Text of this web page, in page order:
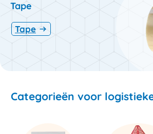
Tape
Tape
Categorieën voor